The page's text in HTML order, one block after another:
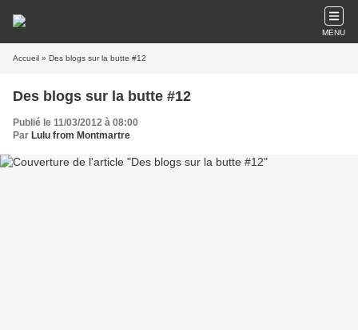
MENU
Accueil » Des blogs sur la butte #12
Des blogs sur la butte #12
Publié le 11/03/2012 à 08:00
Par Lulu from Montmartre